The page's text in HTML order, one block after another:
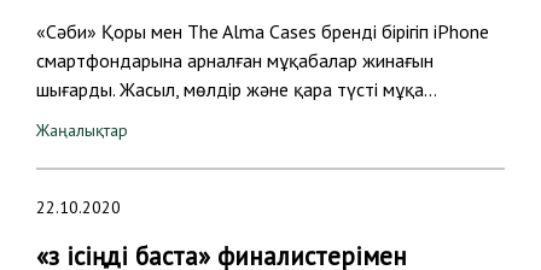
«Сәби» Қоры мен The Alma Cases бренді бірігіп iPhone
смартфондарына арналған мұқабалар жинағын
шығарды. Жасыл, мөлдір және қара түсті мұқа…
Жаңалықтар
22.10.2020
«Өз ісіңді баста» финалистерімен